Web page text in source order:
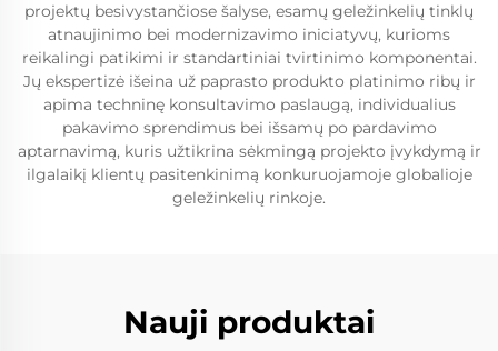
projektų besivystančiose šalyse, esamų geležinkelių tinklų
atnaujinimo bei modernizavimo iniciatyvų, kurioms
reikalingi patikimi ir standartiniai tvirtinimo komponentai.
Jų ekspertizė išeina už paprasto produkto platinimo ribų ir
apima techninę konsultavimo paslaugą, individualius
pakavimo sprendimus bei išsamų po pardavimo
aptarnavimą, kuris užtikrina sėkmingą projekto įvykdymą ir
ilgalaikį klientų pasitenkinimą konkuruojamoje globalioje
geležinkelių rinkoje.
Nauji produktai